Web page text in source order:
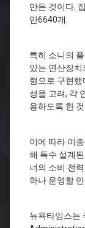
만든 것이다.
만6640개.
특히 소니의
있는 연산장
형으로 구현
성을 고려, 각
용하도록 한 것
이에 따라 이
해 특수 설계
너의 소비 전
하나 운영할
뉴욕타임스는